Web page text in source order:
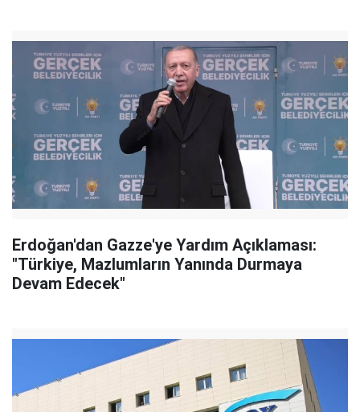
Erdoğan'dan Gazze'ye Yardım Açıklaması:
"Türkiye, Mazlumların Yanında Durmaya
Devam Edecek"